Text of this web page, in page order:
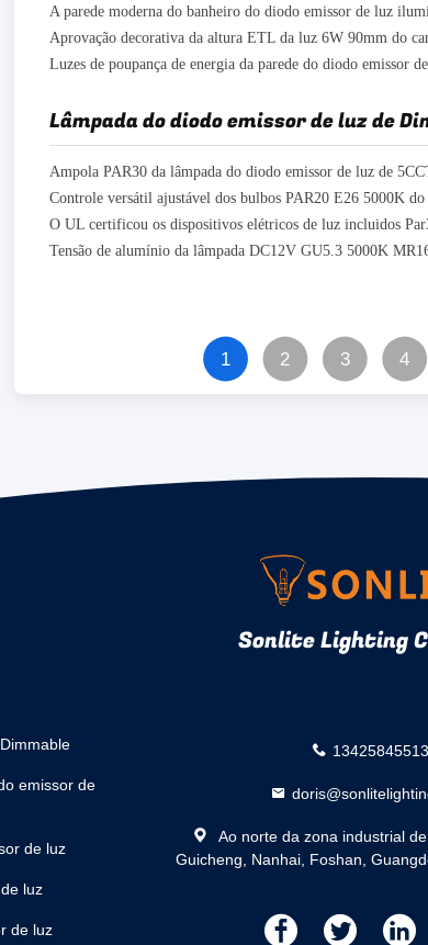
Lâmpada do diodo emissor de luz de
1 2 3 4
Sonlite Lighting
emissor de
de luz
luz
de luz
13425845513
Ao norte da zona industrial de
Guicheng, Nanhai, Foshan,